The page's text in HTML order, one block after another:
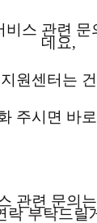
비스 관련
데요,
원센터는
주시면 바
관련 문의
락 부탁드릴